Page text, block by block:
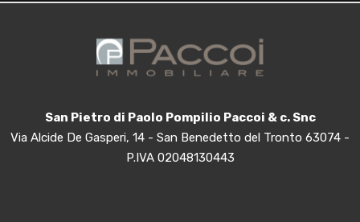
San Pietro di Paolo Pompilio Paccoi & c. Snc
Via Alcide De Gasperi, 14 - San Benedetto del Tronto 63074 -
P.IVA 02048130443